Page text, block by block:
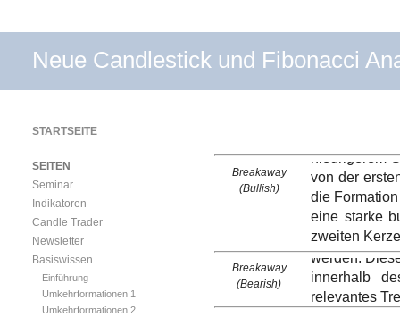
Neue Candlestick und Fibonacci
Breakaway
(Bullish)
niedrigerem
von der
die
eine starke
zweiten
Breakaway
(Bearish)
Das
Richtung
implizieren,
sollte auf
werden.
innerhalb
relevantes
STARTSEITE
SEITEN
Seminar
Indikatoren
Candle Trader
Newsletter
Basiswissen
Einführung
Umkehrformationen 1
Umkehrformationen 2